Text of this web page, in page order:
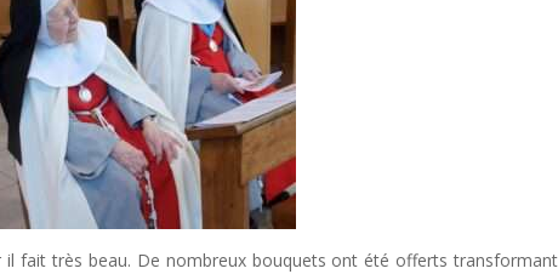
il fait très beau. De nombreux bouquets ont été offerts transformant